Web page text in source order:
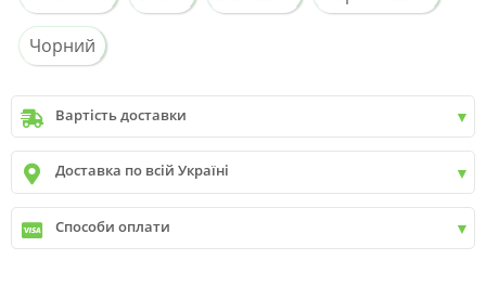
Чорний
Вартість доставки
Київдо9999 грн. -400 грн.
Київвід9999 грн - БЕЗКОШТОВНО
Київ передмістя +30 грн\км
Доставка по всій Україні
✓Нова пошта
✓Делівері
✓Автолюкс
Способи оплати